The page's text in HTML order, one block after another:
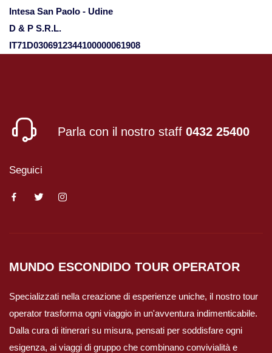
Viaggi in Alaska
Viaggi in Canada
Oceania
Viaggi in Nuova Zelanda
Viaggi in Fiji
Viaggi in Nuova Caledonia
Viaggi in Polinesia
Intesa San Paolo - Udine
D & P S.R.L.
IT71D0306912344100000061908
Parla con il nostro staff 0432 25400
Seguici
MUNDO ESCONDIDO TOUR OPERATOR
Specializzati nella creazione di esperienze uniche, il nostro tour
operator trasforma ogni viaggio in un'avventura indimenticabile.
Dalla cura di itinerari su misura, pensati per soddisfare ogni
esigenza, ai viaggi di gruppo che combinano convivialità e